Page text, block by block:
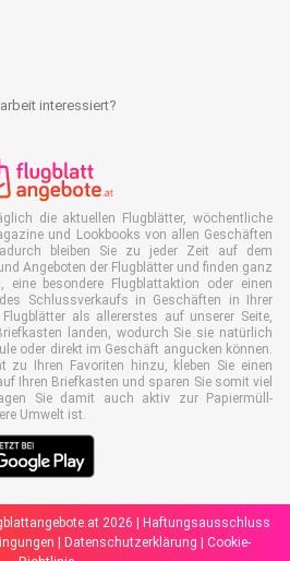
interessiert?
die aktuellen Flugblätter, wöchentliche
und Lookbooks von allen Geschäften
bleiben Sie zu jeder Zeit auf dem
Angeboten der Flugblätter und finden ganz
eine besondere Flugblattaktion oder einen
Schlussverkaufs in Geschäften in Ihrer
als allererstes auf unserer Seite,
landen, wodurch Sie sie natürlich
oder direkt im Geschäft angucken können.
zu Ihren Favoriten hinzu, kleben Sie einen
Ihren Briefkasten und sparen Sie somit viel
Sie damit auch aktiv zur Papiermüll-
Umwelt ist.
2026 | Haftungsausschluss
| Datenschutzerklärung | Cookie-